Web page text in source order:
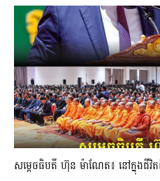
សម្តេចធិបតី ហ៊ុន ម៉ាណែត៖ នៅក្នុងជីវិ